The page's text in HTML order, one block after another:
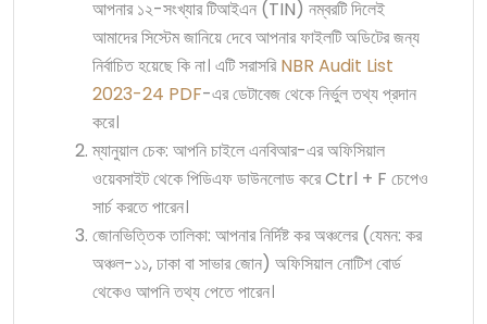
আপনার ১২-সংখ্যার টিআইএন (TIN) নম্বরটি দিলেই
আমাদের সিস্টেম জানিয়ে দেবে আপনার ফাইলটি অডিটের জন্য
নির্বাচিত হয়েছে কি না। এটি সরাসরিNBR Audit List
2023-24 PDF-এর ডেটাবেজ থেকে নির্ভুল তথ্য প্রদান
করে।
ম্যানুয়াল চেক: আপনি চাইলে এনবিআর-এর অফিসিয়াল
ওয়েবসাইট থেকে পিডিএফ ডাউনলোড করে Ctrl + F চেপেও
সার্চ করতে পারেন।
জোনভিত্তিক তালিকা: আপনার নির্দিষ্ট কর অঞ্চলের (যেমন: কর
অঞ্চল-১১, ঢাকা বা সাভার জোন) অফিসিয়াল নোটিশ বোর্ড
থেকেও আপনি তথ্য পেতে পারেন।